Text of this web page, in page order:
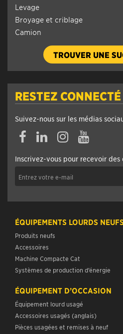
Levage
Broyage et criblage
Camion
TROUVER UNE
RESTEZ CONNECTÉ
Suivez-nous sur les médias
Inscrivez-vous pour recevoir
ÉQUIPEMENTS LOURDS NEUFS
Produits neufs
Accessoires
Machine Compacte Cat
Systèmes de production d’énergie
ÉQUIPEMENT D’OCCASION
Équipement lourd usagé
Accessoires usagés (anglais)
Pièces usagées et remises à neuf